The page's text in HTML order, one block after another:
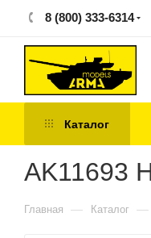
8 (800) 333-6314
Каталог
AK11693
Главная — Каталог —